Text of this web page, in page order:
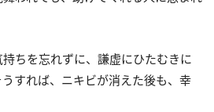
ちを忘れずに、謙虚にひたむきに
すれば、ニキビが消えた後も、幸